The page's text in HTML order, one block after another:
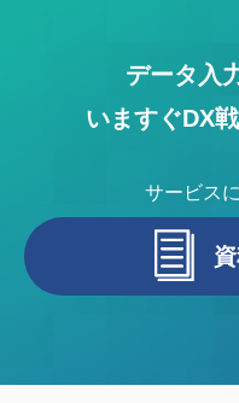
データ入
いますぐDX
サービス